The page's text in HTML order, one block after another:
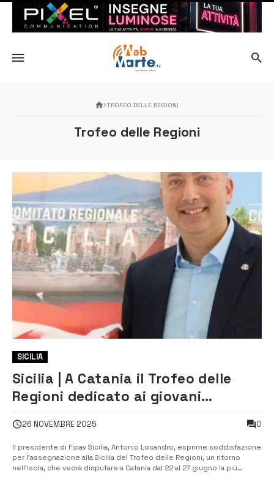
TROFEO DELLE REGIONI
Trofeo delle Regioni
SICILIA
Sicilia | A Catania il Trofeo delle
Regioni dedicato ai giovani
26 NOVEMBRE 2025 0
Il presidente di Fipav Sicilia, Antonio Locandro, esprime soddisfazione
per l’assegnazione alla Sicilia del Trofeo delle Regioni, un ritorno
nell’isola, che vedrà disputare a Catania dal 22 al 27 giugno la più